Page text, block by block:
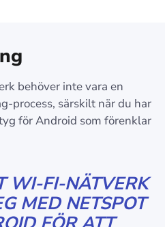
behöver inte vara en
process, särskilt när du har
för Android som förenklar
WI-FI-NÄTVERK
MED NETSPOT